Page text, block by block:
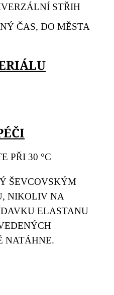
STŘIH
ČAS, DO MĚSTA
PŘI 30 °C
ŠEVCOVSKÝM
NIKOLIV NA
ELASTANU
NATÁHNE.